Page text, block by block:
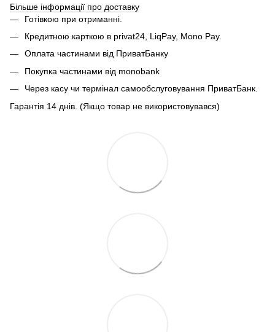
Більше інформації про доставку
Готівкою при отриманні.
Кредитною карткою в privat24, LiqPay, Mono Pay.
Оплата частинами від ПриватБанку
Покупка частинами від monobank
Через касу чи термінал самообслуговування ПриватБанк.
Гарантія 14 днів. (Якщо товар не використовувався)